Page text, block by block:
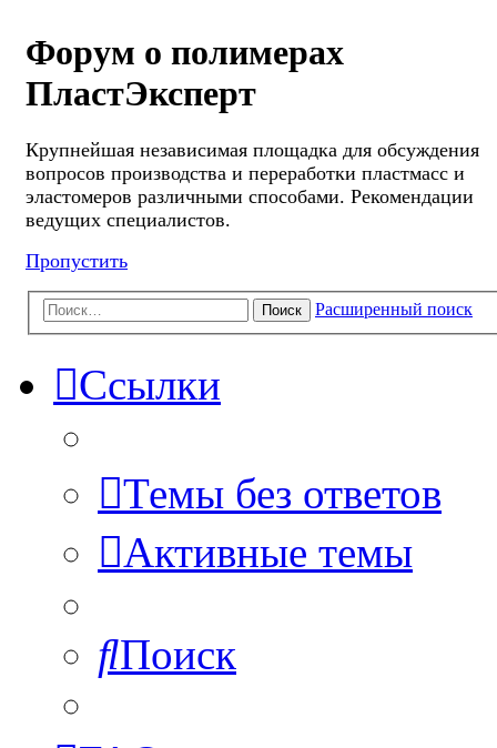
Форум о полимерах
ПластЭксперт
Крупнейшая независимая площадка для обсуждения
вопросов производства и переработки пластмасс и
эластомеров различными способами. Рекомендации
ведущих специалистов.
Пропустить
Поиск Расширенный поиск
Ссылки
Темы без ответов
Активные темы
Поиск